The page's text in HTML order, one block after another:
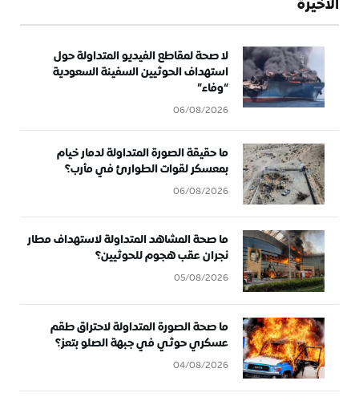
لا صحة لمقاطع الفيديو المتداولة حول
استهداف الحوثيين السفينة السعودية
“وفاء”
06/08/2026
ما حقيقة الصورة المتداولة لدمار خيام
بمعسكر لقوات الطوارئ في مأرب؟
06/08/2026
ما صحة المشاهد المتداولة لاستهداف مطار
نجران عقب هجوم للحوثيين؟
05/08/2026
ما صحة الصورة المتداولة لاحتراق طقم
عسكري حوثي في جبهة الصلو بتعز؟
04/08/2026